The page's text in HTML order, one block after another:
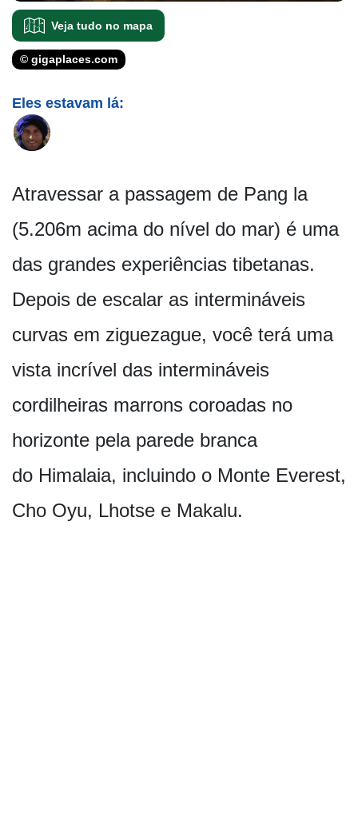
Veja tudo no mapa
© gigaplaces.com
Eles estavam lá:
Atravessar a passagem de Pang la
(5.206m acima do nível do mar) é uma
das grandes experiências tibetanas.
Depois de escalar as intermináveis
curvas em ziguezague, você terá uma
vista incrível das intermináveis
cordilheiras marrons coroadas no
horizonte pela parede branca
do Himalaia, incluindo o Monte Everest,
Cho Oyu, Lhotse e Makalu.